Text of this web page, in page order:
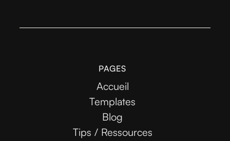
PAGES
Accueil
Templates
Blog
Tips / Ressources